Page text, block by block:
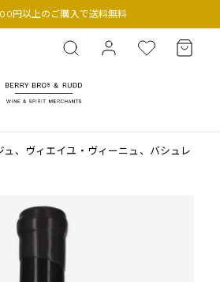
円以上のご購入で送料無料
BROS. & RUDD
ュ、ヴィエイユ・ヴィーニュ、バシュレ